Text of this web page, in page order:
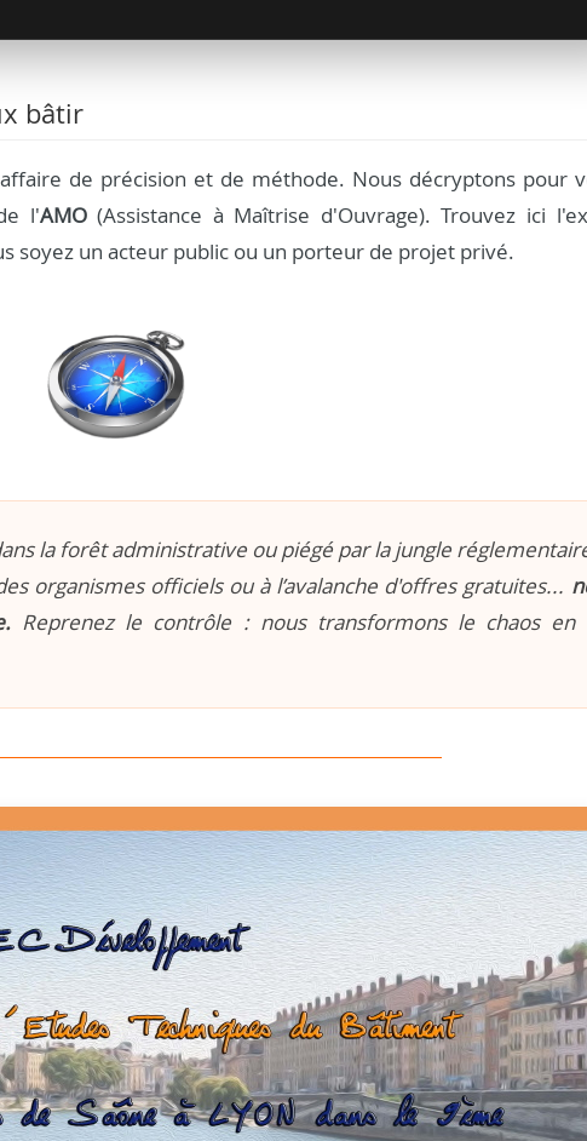
bâtir
de précision et de méthode. Nous décryptons pour
l'AMO(Assistance à Maîtrise d'Ouvrage). Trouvez ici
soyez un acteur public ou un porteur de projet privé.
la forêt administrative ou piégé par la jungle
organismes officiels ou à l’avalanche d'offres gratuites...
Reprenez le contrôle : nous transformons le chaos en